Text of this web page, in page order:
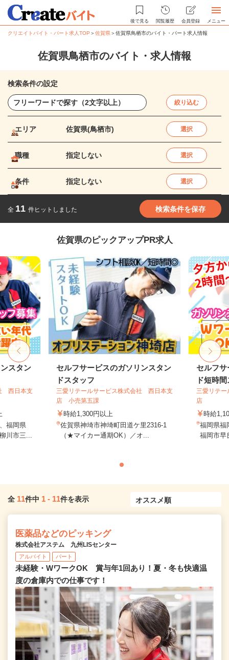
後で見る 閲覧履歴 会員登録 メニュー
クリエイトバイト・パート求人TOP ＞佐賀県＞佐賀県鳥栖市のバイト・パート求人情報
佐賀県鳥栖市のバイト・求人情報
検索条件の設定
絞り込む
エリア 佐賀県(鳥栖市) 選択
職種 指定しない 選択
条件 指定しない 選択
全 11 件ヒットしました 検索条件を保存
佐賀県のピックアップPR求人
スタン
西日本支
福岡県
川市三...
セルフサービスのガソリンスタン
ドスタッフ
三愛リテールサービス株式会社 西日本支
店 小売第五課
時給1,300円以上
佐賀県神埼市神埼町田道ケ里2316-1
（★マイカー通期OK）／オ...
セルフ
ド短時
三愛リテ
店
時給
福岡県福
福岡市早
全 11件中 1 - 11件を表示
医薬品などのピッキング
株式会社アステム 九州LISセンター
アルバイト パート
未経験・WワークOK 賞与年1回あり！夏・冬も快適温
度の倉庫内での仕事です！